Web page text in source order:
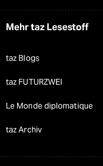
Mehr taz Lesestoff
taz Blogs
taz FUTURZWEI
Le Monde diplomatique
taz Archiv